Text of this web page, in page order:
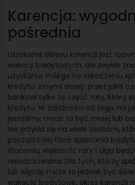
Karencja:
pośrednia
Uzyskanie okresu karencji jest
wakacji kredytowych, ale zwykle
uzyskania. Polega na odroczeniu
kredytu. Innymi słowy: przez jakiś
bankowi tylko tę część raty, którą
kredytu. W zależności od tego, na
jesteśmy, może to być mniej lub
Nie przyda się na wiele osobom,
początkowej fazie spłacania
stanowią większość raty i ulga
nieodczuwalna. Dla tych, którzy
lub więcej, może to jednak być
wakacje kredytowe, okres karencji